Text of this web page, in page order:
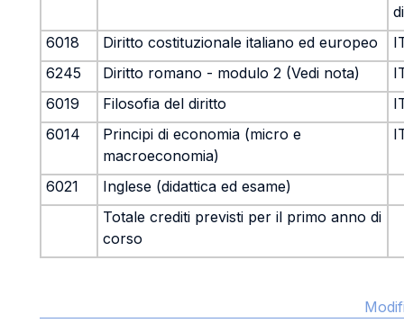
6018
Diritto costituzionale italiano ed europeo
6245
Diritto romano - modulo 2 (Vedi nota)
6019
Filosofia del diritto
6014
Principi di economia (micro e
macroeconomia)
6021
Inglese (didattica ed esame)
Totale crediti previsti per il primo anno di
corso